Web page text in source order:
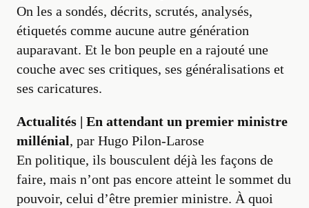
On les a sondés, décrits, scrutés, analysés,
étiquetés comme aucune autre génération
auparavant. Et le bon peuple en a rajouté une
couche avec ses critiques, ses généralisations et
ses caricatures.
Actualités | En attendant un premier ministre
millénial, par Hugo Pilon-Larose
En politique, ils bousculent déjà les façons de
faire, mais n’ont pas encore atteint le sommet du
pouvoir, celui d’être premier ministre. À quoi